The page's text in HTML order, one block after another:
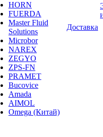
HORN
FUERDA
Master Fluid
Solutions
Microbor
NAREX
ZEGYO
ZPS-FN
PRAMET
Bucovice
Amada
AIMOL
Omega (Китай)
Доставка